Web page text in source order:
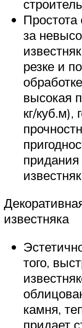
за
резке и
высокая
кг/куб.м),
придания
известняка
того,
камня,
придает